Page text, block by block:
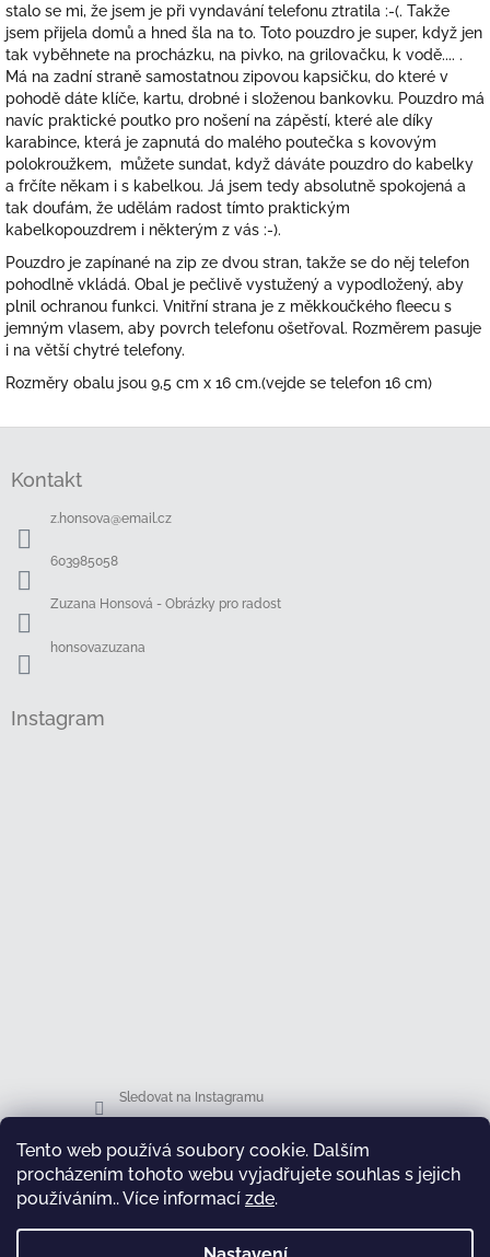
Tento web používá soubory cookie. Dalším
procházením tohoto webu vyjadřujete souhlas s jejich
používáním.. Více informací zde.
stalo se mi, že jsem je při vyndavání telefonu ztratila :-(. Takže
jsem přijela domů a hned šla na to. Toto pouzdro je super, když jen
tak vyběhnete na procházku, na pivko, na grilovačku, k vodě.... .
Má na zadní straně samostatnou zipovou kapsičku, do které v
pohodě dáte klíče, kartu, drobné i složenou bankovku. Pouzdro má
navíc praktické poutko pro nošení na zápěstí, které ale díky
karabince, která je zapnutá do malého poutečka s kovovým
polokroužkem, můžete sundat, když dáváte pouzdro do kabelky
a frčíte někam i s kabelkou. Já jsem tedy absolutně spokojená a
tak doufám, že udělám radost tímto praktickým
kabelkopouzdrem i některým z vás :-).
Pouzdro je zapínané na zip ze dvou stran, takže se do něj telefon
pohodlně vkládá. Obal je pečlivě vystužený a vypodložený, aby
plnil ochranou funkci. Vnitřní strana je z měkkoučkého fleecu s
jemným vlasem, aby povrch telefonu ošetřoval. Rozměrem pasuje
i na větší chytré telefony.
Rozměry obalu jsou 9,5 cm x 16 cm.(vejde se telefon 16 cm)
Kontakt
z.honsova@email.cz
603985058
Zuzana Honsová - Obrázky pro radost
honsovazuzana
Instagram
Sledovat na Instagramu
Facebook